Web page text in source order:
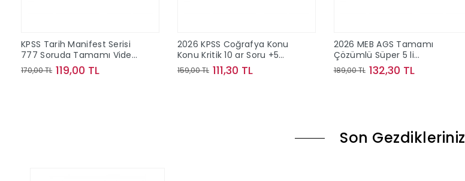
KPSS Tarih Manifest Serisi
777 Soruda Tamamı Video
Çözümlü Tekrar Kitabı
170,00 TL 119,00 TL
2026 KPSS Coğrafya Konu
Konu Kritik 10 ar Soru +5
Kritik Deneme
159,00 TL 111,30 TL
2026 MEB AGS Tamamı
Çözümlü Süper 5 li
Deneme Yediiklim Yayınları
189,00 TL 132,30 TL
Son Gezdikleriniz